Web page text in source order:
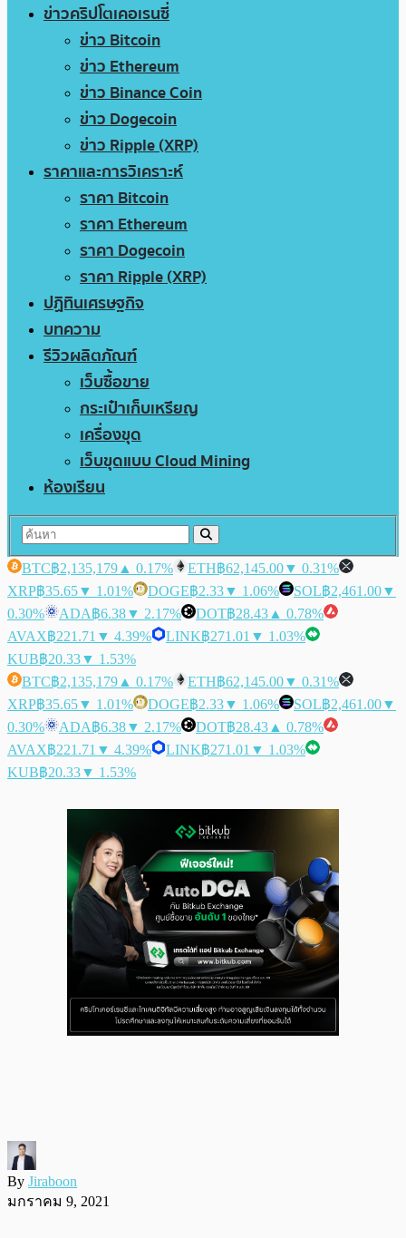
ข่าวคริปโตเคอเรนซี่
ข่าว Bitcoin
ข่าว Ethereum
ข่าว Binance Coin
ข่าว Dogecoin
ข่าว Ripple (XRP)
ราคาและการวิเคราะห์
ราคา Bitcoin
ราคา Ethereum
ราคา Dogecoin
ราคา Ripple (XRP)
ปฏิทินเศรษฐกิจ
บทความ
รีวิวผลิตภัณฑ์
เว็บซื้อขาย
กระเป๋าเก็บเหรียญ
เครื่องขุด
เว็บขุดแบบ Cloud Mining
ห้องเรียน
BTC฿2,135,179 ▲ 0.17% ETH฿62,145.00▼ 0.31%
XRP฿35.65▼ 1.01% DOGE฿2.33▼ 1.06% SOL฿2,461.00▼
0.30%
ADA฿6.38▼ 2.17% DOT฿28.43 ▲ 0.78%
AVAX฿221.71 ▼ 4.39% LINK฿271.01 ▼ 1.03%
KUB฿20.33▼ 1.53%
BTC฿2,135,179 ▲ 0.17% ETH฿62,145.00▼ 0.31%
XRP฿35.65▼ 1.01% DOGE฿2.33▼ 1.06% SOL฿2,461.00▼
0.30%
ADA฿6.38▼ 2.17% DOT฿28.43 ▲ 0.78%
AVAX฿221.71 ▼ 4.39% LINK฿271.01 ▼ 1.03%
KUB฿20.33▼ 1.53%
By Jiraboon
มกราคม 9, 2021